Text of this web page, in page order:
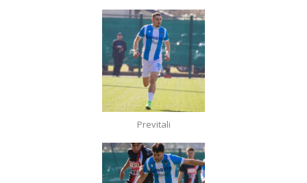
Previtali